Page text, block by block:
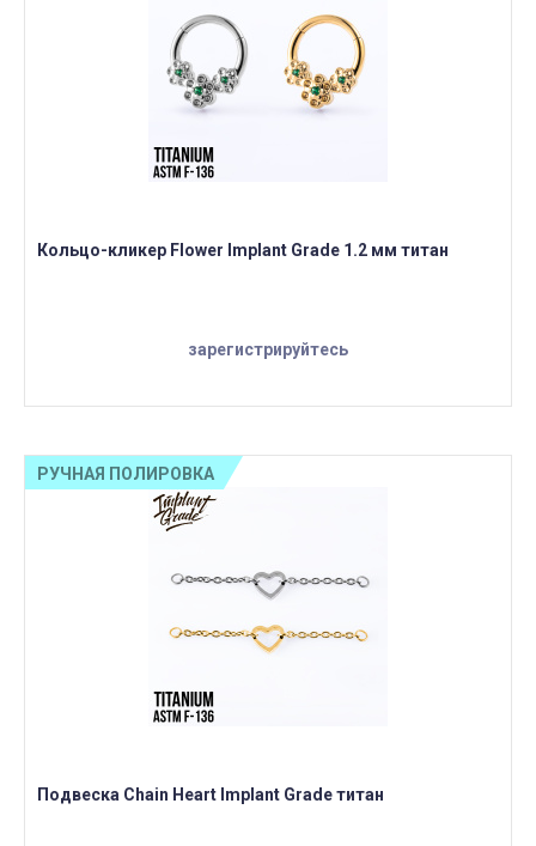
Кольцо-кликер Flower Implant Grade 1.2 мм титан
зарегистрируйтесь
Подвеска Chain Heart Implant Grade титан
РУЧНАЯ ПОЛИРОВКА